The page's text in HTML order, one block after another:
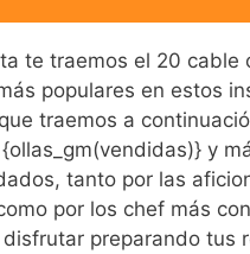
te traemos el 20 cable
populares en estos
traemos a
y
tanto por las
por los chef más
disfrutar preparando tus